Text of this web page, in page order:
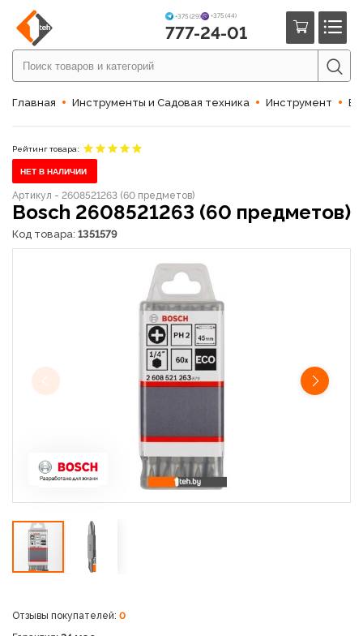
+375 (29) +375 (44)
777-24-01
Главная Инструменты и Садовая техника Инструмент
Рейтинг товара:
НЕТ В НАЛИЧИИ
Артикул - 2608521263 (60 предметов)
Bosch 2608521263 (60 предметов)
Код товара: 1351579
Отзывы покупателей: 0